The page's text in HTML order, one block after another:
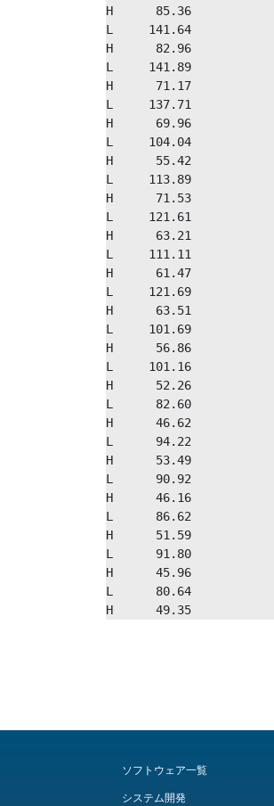
H      85.36
L     141.64
H      82.96
L     141.89
H      71.17
L     137.71
H      69.96
L     104.04
H      55.42
L     113.89
H      71.53
L     121.61
H      63.21
L     111.11
H      61.47
L     121.69
H      63.51
L     101.69
H      56.86
L     101.16
H      52.26
L      82.60
H      46.62
L      94.22
H      53.49
L      90.92
H      46.16
L      86.62
H      51.59
L      91.80
H      45.96
L      80.64
H      49.35
ソフトウェア一覧
システム開発